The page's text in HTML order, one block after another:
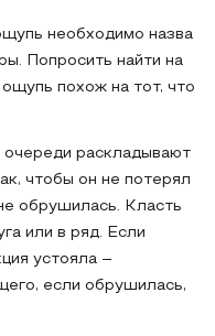
необходимо назва
Попросить найти на
похож на тот, что
очереди раскладывают
чтобы он не потерял
обрушилась. Класть
или в ряд. Если
устояла –
если обрушилась,